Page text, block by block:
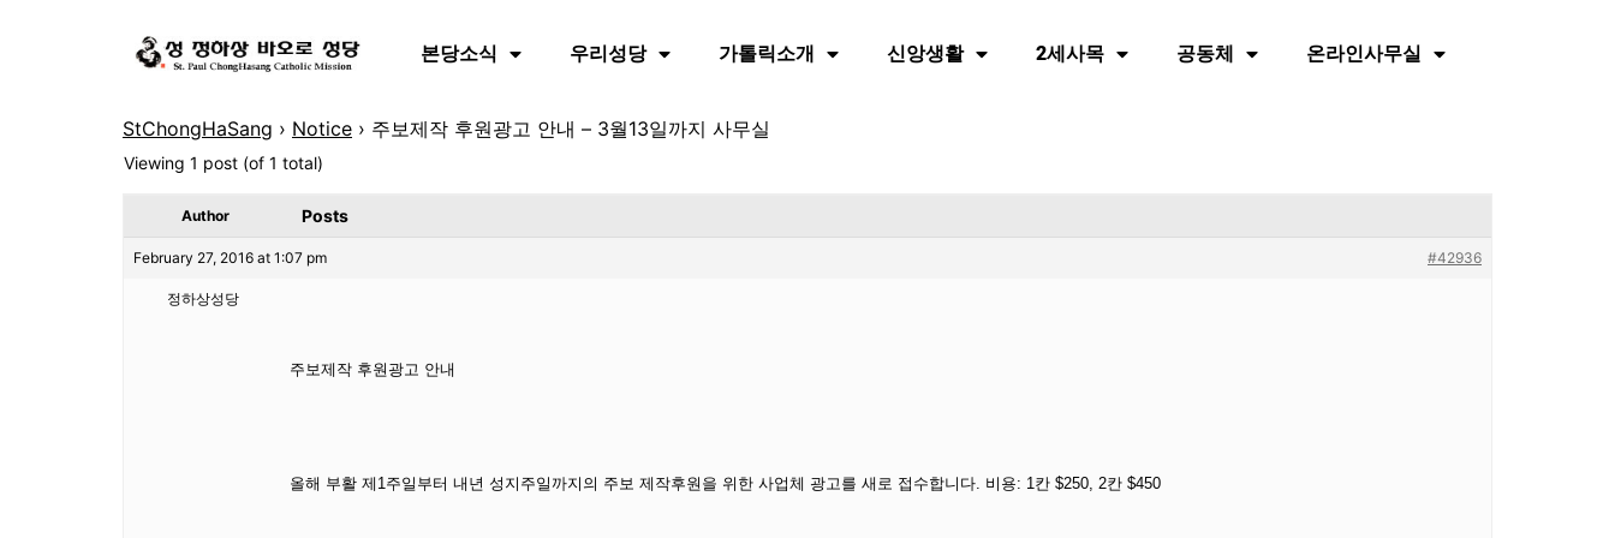
본당소식 우리성당 가톨릭소개 신앙생활 2세사목 공동체 온라인사무실
StChongHaSang › Notice › 주보제작 후원광고 안내 – 3월13일까지 사무실
Viewing 1 post (of 1 total)
Author Posts
February 27, 2016 at 1:07 pm #42936
정하상성당
주보제작 후원광고 안내
올해 부활 제1주일부터 내년 성지주일까지의 주보 제작후원을 위한 사업체 광고를 새로 접수합니다. 비용: 1칸 $250, 2칸 $450